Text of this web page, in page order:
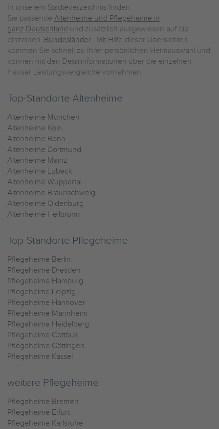
In unserem Städteverzeichnis finden
Sie passende Altenheime und Pflegeheime in
ganz Deutschland und zusätzlich ausgewiesen auf die
einzelnen Bundesländer. Mit Hilfe dieser Übersichten
kommen Sie schnell zu Ihrer persönlichen Heimauswahl und
können mit den Detailinformationen über die einzelnen
Häuser Leistungsvergleiche vornehmen.
Top-Standorte Altenheime
Altenheime München
Altenheime Köln
Altenheime Bonn
Altenheime Dortmund
Altenheime Mainz
Altenheime Lübeck
Altenheime Wuppertal
Altenheime Braunschweig
Altenheime Oldenburg
Altenheime Heilbronn
Top-Standorte Pflegeheime
Pflegeheime Berlin
Pflegeheime Dresden
Pflegeheime Hamburg
Pflegeheime Leipzig
Pflegeheime Hannover
Pflegeheime Mannheim
Pflegeheime Heidelberg
Pflegeheime Cottbus
Pflegeheime Göttingen
Pflegeheime Kassel
weitere Pflegeheime
Pflegeheime Bremen
Pflegeheime Erfurt
Pflegeheime Karlsruhe